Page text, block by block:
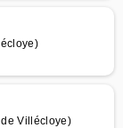
Villécloye)